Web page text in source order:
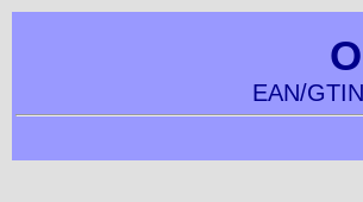
EAN/